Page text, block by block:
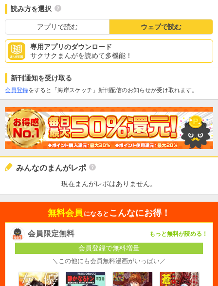
読み方を選択
アプリで読む ウェブで読む
専用アプリのダウンロード
サクサクまんがを読めて多機能！
新刊通知を受け取る
会員登録をすると「海岸スケッチ」新刊配信のお知らせが受け取れます。
みんなのまんがレポ
現在まんがレポはありません。
無料会員 になると こんなにお得！
会員限定無料 もっと無料が読める！
会員登録で無料増量
＼この他にも会員無料漫画がいっぱい／